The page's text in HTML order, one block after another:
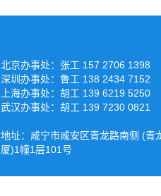
北京办事处：张工 157 2706 1398
深圳办事处：鲁工 138 2434 7152
上海办事处：胡工 139 6219 5250
武汉办事处：胡工 139 7230 0821
地址：咸宁市咸安区青龙路南侧 (青
厦)1幢1层101号